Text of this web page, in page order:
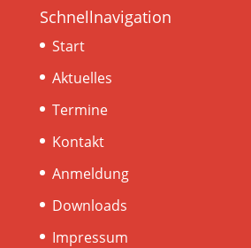
Schnellnavigation
Start
Aktuelles
Termine
Kontakt
Anmeldung
Downloads
Impressum